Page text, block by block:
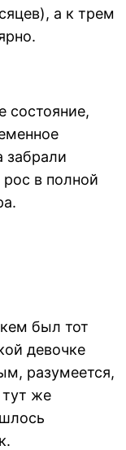
а к трем
состояние,
забрали
рос в полной
был тот
девочке
разумеется,
же